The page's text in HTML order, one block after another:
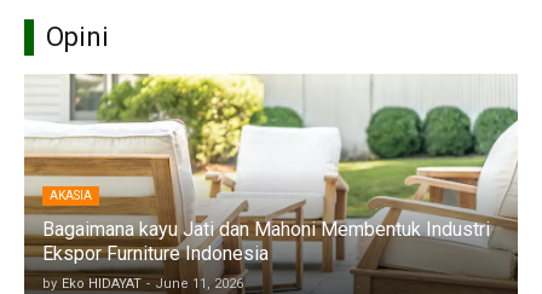
Opini
AKASIA
Bagaimana kayu Jati dan Mahoni Membentuk Industri
Ekspor Furniture Indonesia
by Eko HIDAYAT - June 11, 2026